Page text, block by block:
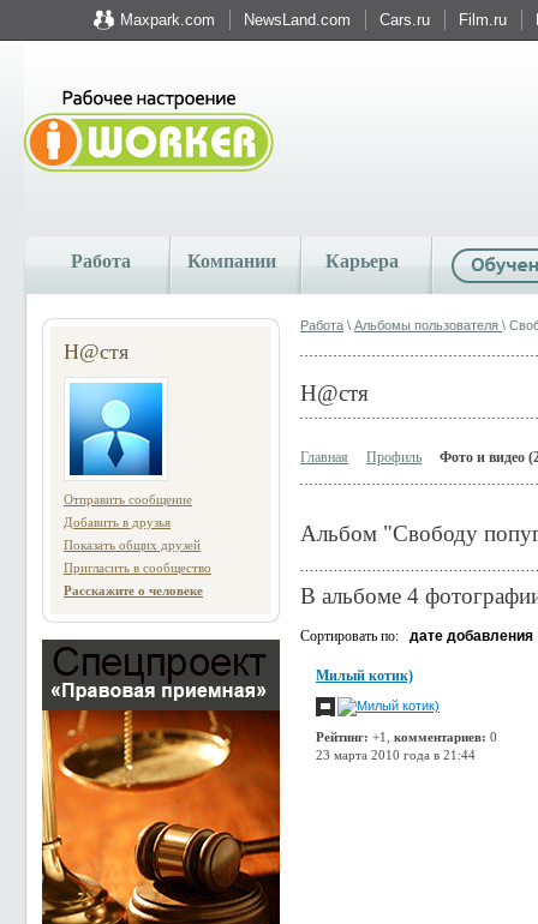
Maxpark.com NewsLand.com Cars.ru Film.ru
Работа Компании Карьера
Н@стя
Отправить сообщение
Добавить в друзья
Показать общих друзей
Пригласить в сообщество
Расскажите о человеке
Работа \ Альбомы пользователя \
Н@стя
Главная Профиль Фото и видео
Альбом "Свободу
В альбоме 4
Сортировать по: дате добавления
Милый котик)
Рейтинг: +1, комментариев: 0
23 марта 2010 года в 21:44